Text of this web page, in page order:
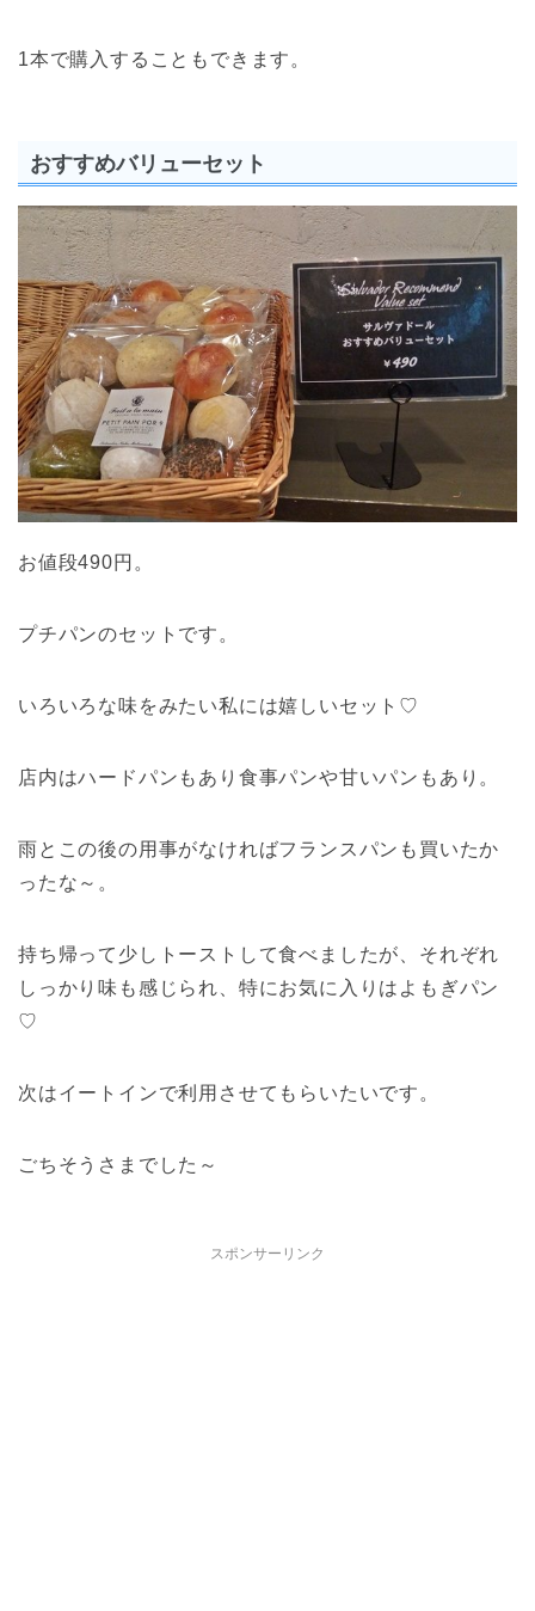
1本で購入することもできます。
おすすめバリューセット
お値段490円。
プチパンのセットです。
いろいろな味をみたい私には嬉しいセット♡
店内はハードパンもあり食事パンや甘いパンもあり。
雨とこの後の用事がなければフランスパンも買いたか
ったな～。
持ち帰って少しトーストして食べましたが、それぞれ
しっかり味も感じられ、特にお気に入りはよもぎパン
♡
次はイートインで利用させてもらいたいです。
ごちそうさまでした～
スポンサーリンク